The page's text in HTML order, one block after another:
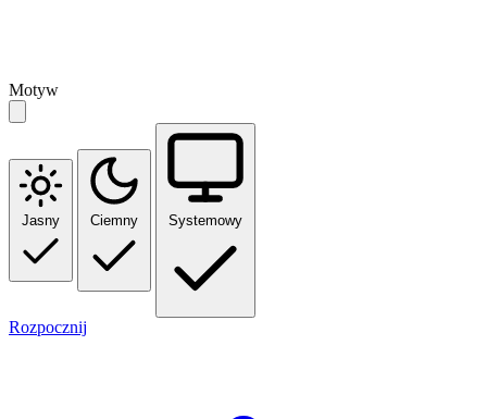
Motyw
Jasny Ciemny Systemowy
Rozpocznij